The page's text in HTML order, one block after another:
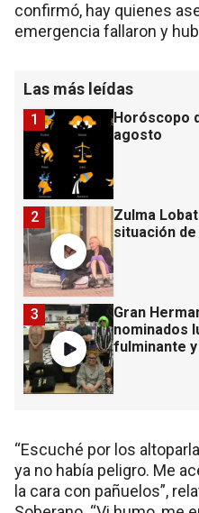
confirmó, hay quienes
emergencia fallaron y
Las más leídas
Horóscopo
agosto
1
Zulma
situación
2
Gran
nominados
fulminante
3
“Escuché por los
ya no había peligro. Me
la cara con pañuelos”,